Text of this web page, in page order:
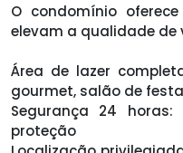
O condomínio
elevam a qualidade de
Área de lazer
gourmet, salão de
Segurança 24
proteção